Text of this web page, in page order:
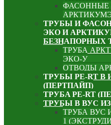
ФАСОННЫЕ
ТРУБЫ И
ЭКО И
БЕЗНАПОРНЫХ
ТРУБА
ЭКО-У
ОТВОДЫ
ТРУБЫ PE-RT
(ПЕРТПАЙП)
⁠ТРУБA PE-RT
ТРУБЫ В ВУС
ТРУБА ВУС
1